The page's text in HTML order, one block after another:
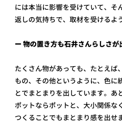
には本当に影響を受けていて、そ
返しの気持ちで、取材を受けるよ
ー 物の置き方も石井さんらしさが
たくさん物があっても、たとえば
もの、その他というように、色に
とでまとまりを出しています。あ
ポットならポットと、大小関係な
つくることでもまとまり感を出せ